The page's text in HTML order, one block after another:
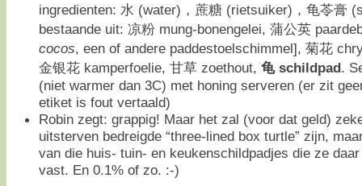
ingredienten: 水 (water)，蔗糖 (rietsuiker)，龟苓膏
bestaande uit: 凉粉 mung-bonengelei, 蒲公英
cocos, een of andere paddestoelschimmel], 菊花
金银花 kamperfoelie, 甘草 zoethout, 龟 schildpad.
(niet warmer dan 3C) met honing serveren (er zit
etiket is fout vertaald)
Robin zegt: grappig! Maar het zal (voor dat geld)
uitsterven bedreigde “three-lined box turtle” zijn,
van die huis- tuin- en keukenschildpadjes die ze
vast. En 0.1% of zo. :-)